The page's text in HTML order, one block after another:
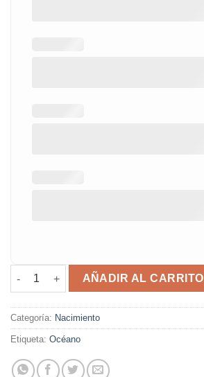
Cuadro natalicio océano cantidad
AÑADIR AL CARRITO
Categoría: Nacimiento
Etiqueta: Océano